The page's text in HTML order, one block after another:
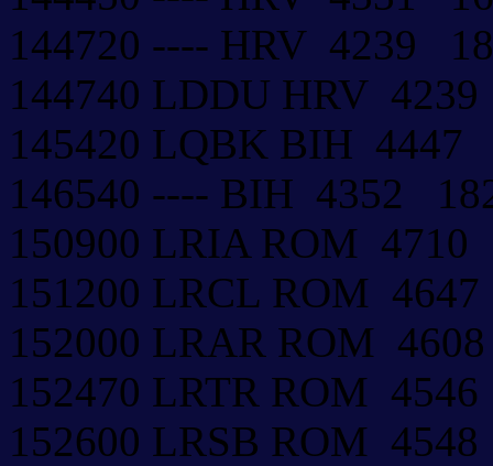
144720 ---- HRV 4239
144740 LDDU HRV
145420 LQBK BIH
146540 ---- BIH 4352
150900 LRIA ROM
151200 LRCL ROM
152000 LRAR ROM
152470 LRTR ROM
152600 LRSB ROM